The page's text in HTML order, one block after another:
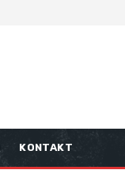
KONTAKT